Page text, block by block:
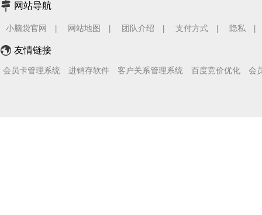
网站导航
小脑袋官网 网站地图 团队介绍 支付方式 隐私
友情链接
会员卡管理系统 进销存软件 客户关系管理系统 百度竞价优化 会